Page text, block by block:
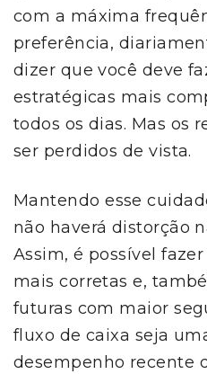
com a máxima
preferência,
dizer que você deve
estratégicas mais
todos os dias. Mas os
ser perdidos de vista.
Mantendo esse
não haverá distorção
Assim, é possível
mais corretas e,
futuras com maior
fluxo de caixa seja
desempenho recente